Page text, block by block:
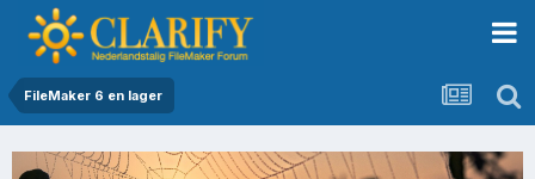
FileMaker 6 en lager